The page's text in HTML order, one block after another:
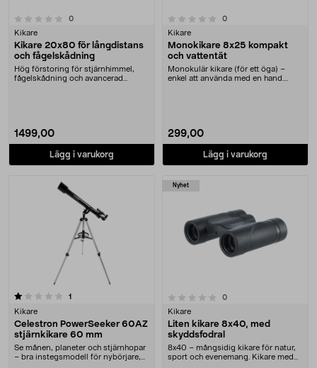
0recensioner
Kikare
Kikare 20x80 för långdistans
och fågelskådning
Hög förstoring för stjärnhimmel,
fågelskådning och avancerad
1499,00
Lägg i varukorg
0.0 av 5 stjärnor 0recensioner
Kikare
Monokikare 8x25 kompakt
och vattentät
Monokulär kikare (för ett öga) –
enkel att använda med en hand.
299,00
Lägg i varukorg
1
Kikare
Celestron PowerSeeker 60AZ
stjärnkikare 60 mm
Se månen, planeter och stjärnhopar
– bra instegsmodell för nybörjare,
Nyhet
0.0 av 5 stjärnor 0recensioner
Kikare
Liten kikare 8x40, med
skyddsfodral
8x40 – mångsidig kikare för natur,
sport och evenemang. Kikare med